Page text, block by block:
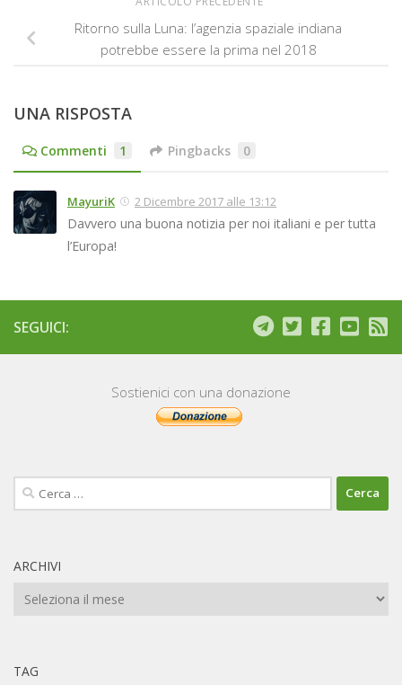
Ritorno sulla Luna: l’agenzia spaziale indiana
potrebbe essere la prima nel 2018
UNA RISPOSTA
Commenti 1 Pingbacks 0
MayuriK 2 Dicembre 2017 alle 13:12
Davvero una buona notizia per noi italiani e per tutta
l’Europa!
SEGUICI:
Sostienici con una donazione
Ricerca
per:
ARCHIVI
Archivi
TAG